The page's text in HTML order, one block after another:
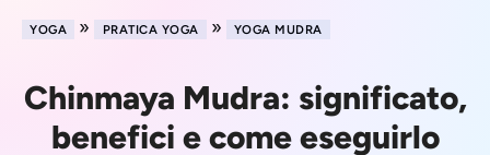
YOGA » PRATICA YOGA » YOGA MUDRA
Chinmaya Mudra: significato,
benefici e come eseguirlo